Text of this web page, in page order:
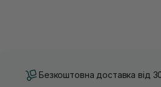
Безкоштовна доставка від